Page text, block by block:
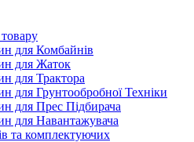
для Комбайнів
для Жаток
для Трактора
для Грунтообробної Техніки
для Прес Підбирача
для Навантажувача
та комплектуючих